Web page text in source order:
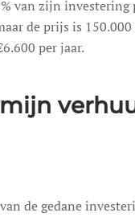
van zijn
de prijs is
per jaar.
de gedane